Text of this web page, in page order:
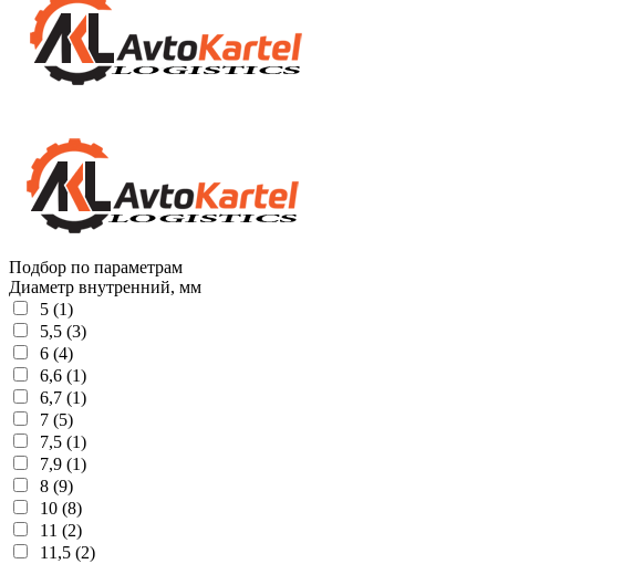
Подбор по параметрам
Диаметр внутренний, мм
5 (1)
5,5 (3)
6 (4)
6,6 (1)
6,7 (1)
7 (5)
7,5 (1)
7,9 (1)
8 (9)
10 (8)
11 (2)
11,5 (2)